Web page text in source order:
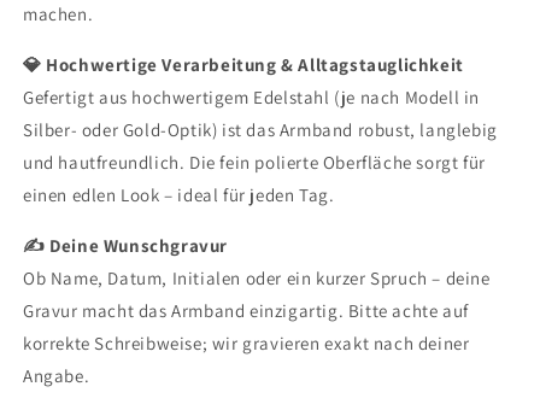
machen.
💎 Hochwertige Verarbeitung & Alltagstauglichkeit
Gefertigt aus hochwertigem Edelstahl (je nach Modell in
Silber- oder Gold-Optik) ist das Armband robust, langlebig
und hautfreundlich. Die fein polierte Oberfläche sorgt für
einen edlen Look – ideal für jeden Tag.
✍️ Deine Wunschgravur
Ob Name, Datum, Initialen oder ein kurzer Spruch – deine
Gravur macht das Armband einzigartig. Bitte achte auf
korrekte Schreibweise; wir gravieren exakt nach deiner
Angabe.